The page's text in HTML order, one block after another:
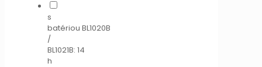
s
batériou BL1020B
/
BL1021B: 14
h